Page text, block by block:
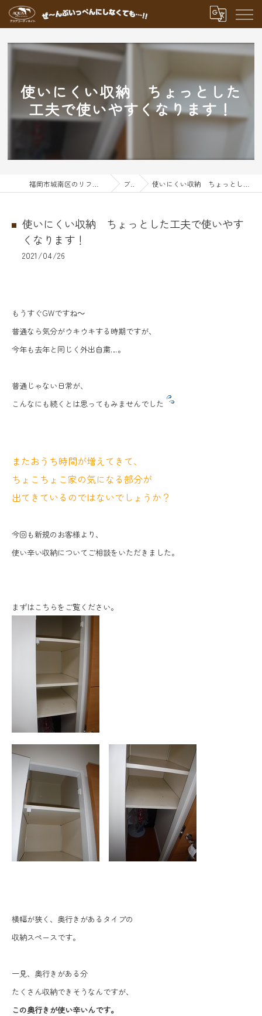
使いにくい収納 ちょっとした
工夫で使いやすくなります！
ブログ 使いにくい収納 ちょっとした工夫で使いやすくなります！
使いにくい収納 ちょっとした工夫で使いやす
くなります！
2021/04/26
もうすぐGWですね～
普通なら気分がウキウキする時期ですが、
今年も去年と同じく外出自粛…。
普通じゃない日常が、
こんなにも続くとは思ってもみませんでした
またおうち時間が増えてきて、
ちょこちょこ家の気になる部分が
出てきているのではないでしょうか？
今回も新規のお客様より、
使い辛い収納についてご相談をいただきました。
まずはこちらをご覧ください。
横幅が狭く、奥行きがあるタイプの
収納スペースです。
一見、奥行きがある分
たくさん収納できそうなんですが、
この奥行きが使い辛いんです。